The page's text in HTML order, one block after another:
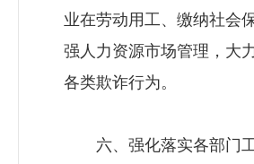
业在劳动用工、缴纳社会
强人力资源市场管理，大
各类欺诈行为。
六、强化落实各部门